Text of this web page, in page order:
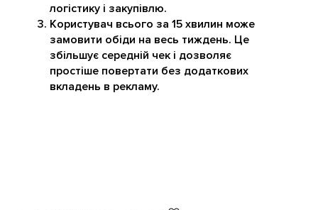
логістику і закупівлю.
Користувач всього за 15 хвилин може
замовити обіди на весь тиждень. Це
збільшує середній чек і дозволяє
простіше повертати без додаткових
вкладень в рекламу.